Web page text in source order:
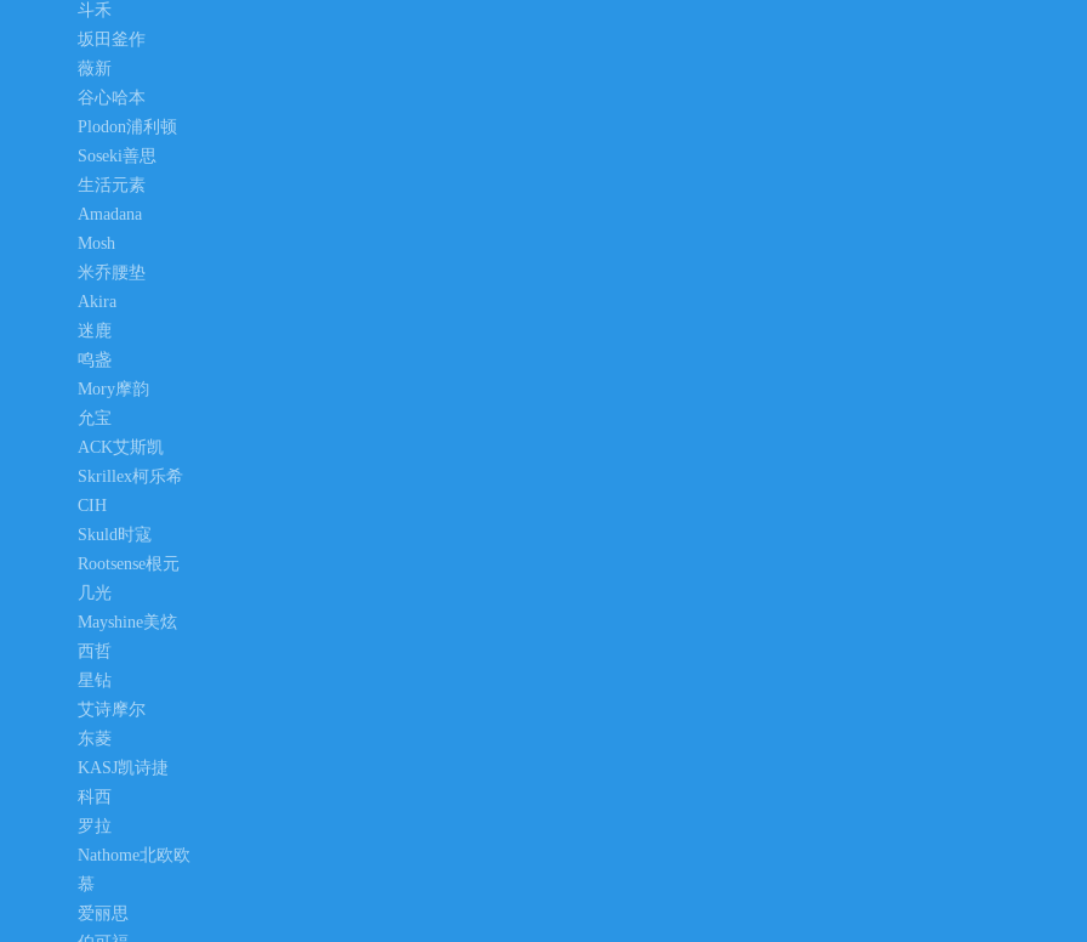
斗禾
坂田釜作
薇新
谷心哈本
Plodon浦利顿
Soseki善思
生活元素
Amadana
Mosh
米乔腰垫
Akira
迷鹿
鸣盏
Mory摩韵
允宝
ACK艾斯凯
Skrillex柯乐希
CIH
Skuld时寇
Rootsense根元
几光
Mayshine美炫
西哲
星钻
艾诗摩尔
东菱
KASJ凯诗捷
科西
罗拉
Nathome北欧欧
慕
爱丽思